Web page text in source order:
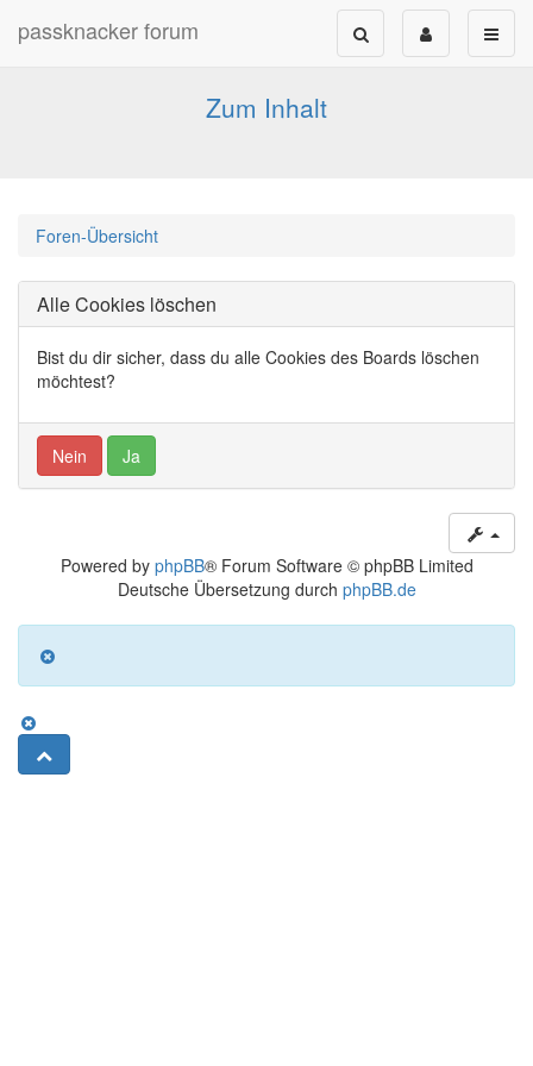
passknacker forum
Forum für alle Pässe- und Tourenfahrer
Zum Inhalt
Foren-Übersicht
Alle Cookies löschen
Bist du dir sicher, dass du alle Cookies des Boards löschen
möchtest?
Powered by phpBB® Forum Software © phpBB Limited
Deutsche Übersetzung durch phpBB.de